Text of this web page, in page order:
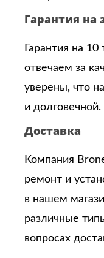
Гарантия на
Гарантия на
отвечаем за
уверены, что
и долговечной.
Доставка
Компания
ремонт и
в нашем
различные
вопросах